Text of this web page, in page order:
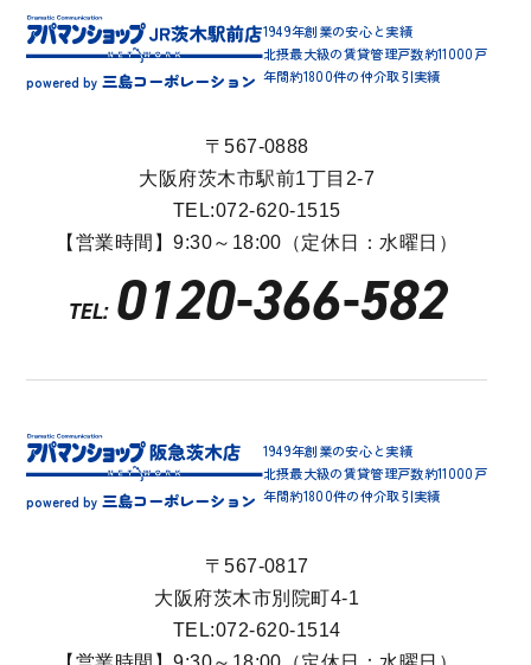
powered by 三島コーポレーション
1949年創業の安心と実績
北摂最大級の賃貸管理戸数約11000戸
年間約1800件の仲介取引実績
〒567-0888
大阪府茨木市駅前1丁目2-7
TEL:072-620-1515
【営業時間】9:30～18:00（定休日：水曜日）
TEL: 0120-366-582
powered by 三島コーポレーション
1949年創業の安心と実績
北摂最大級の賃貸管理戸数約11000戸
年間約1800件の仲介取引実績
〒567-0817
大阪府茨木市別院町4-1
TEL:072-620-1514